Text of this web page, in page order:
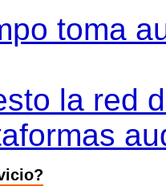
toma
la red